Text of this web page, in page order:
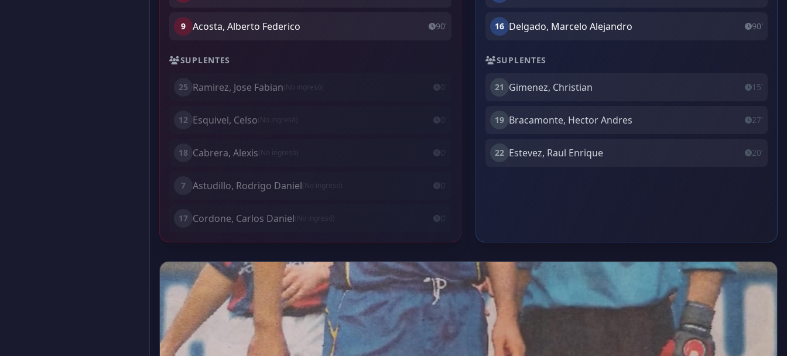
9 Acosta, Alberto Federico 90'
SUPLENTES
25 Ramirez, Jose Fabian(No ingresó) 0'
12 Esquivel, Celso(No ingresó) 0'
18 Cabrera, Alexis(No ingresó) 0'
7 Astudillo, Rodrigo Daniel(No ingresó) 0'
17 Cordone, Carlos Daniel(No ingresó) 0'
16 Delgado, Marcelo Alejandro 90'
SUPLENTES
21 Gimenez, Christian 15'
19 Bracamonte, Hector Andres 27'
22 Estevez, Raul Enrique 20'